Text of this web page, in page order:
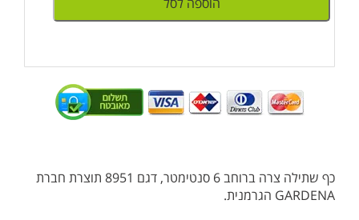
כף שתילה צרה ברוחב 6 סנטימטר, דגם 8951 תוצרת חברת
GARDENA הגרמנית.